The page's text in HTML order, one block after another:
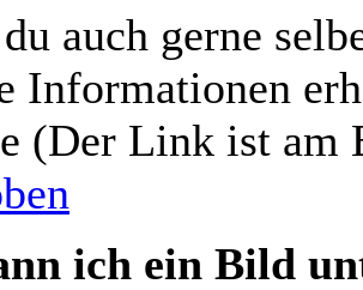
auch gerne
Informationen
(Der Link ist am
ich ein Bild